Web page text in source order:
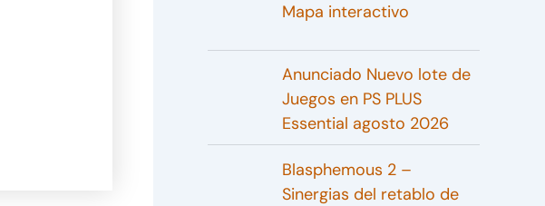
Mapa interactivo
Anunciado Nuevo lote de
Juegos en PS PLUS
Essential agosto 2026
Blasphemous 2 –
Sinergias del retablo de